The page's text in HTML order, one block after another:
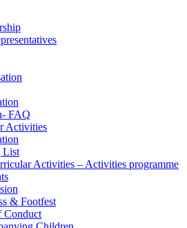
FAQ
Activities
List
Activities – Activities programme
& Footfest
Conduct